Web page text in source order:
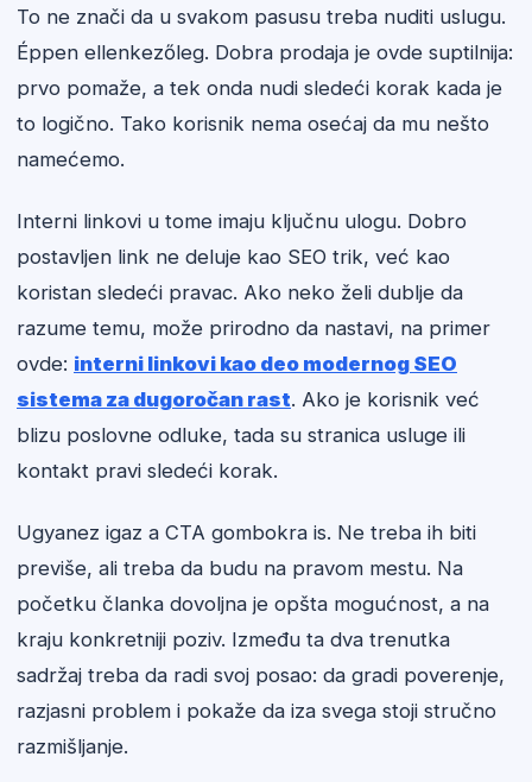
To ne znači da u svakom pasusu treba nuditi uslugu.
Éppen ellenkezőleg. Dobra prodaja je ovde suptilnija:
prvo pomaže, a tek onda nudi sledeći korak kada je
to logično. Tako korisnik nema osećaj da mu nešto
namećemo.
Interni linkovi u tome imaju ključnu ulogu. Dobro
postavljen link ne deluje kao SEO trik, već kao
koristan sledeći pravac. Ako neko želi dublje da
razume temu, može prirodno da nastavi, na primer
ovde: interni linkovi kao deo modernog SEO
sistema za dugoročan rast. Ako je korisnik već
blizu poslovne odluke, tada su stranica usluge ili
kontakt pravi sledeći korak.
Ugyanez igaz a CTA gombokra is. Ne treba ih biti
previše, ali treba da budu na pravom mestu. Na
početku članka dovoljna je opšta mogućnost, a na
kraju konkretniji poziv. Između ta dva trenutka
sadržaj treba da radi svoj posao: da gradi poverenje,
razjasni problem i pokaže da iza svega stoji stručno
razmišljanje.